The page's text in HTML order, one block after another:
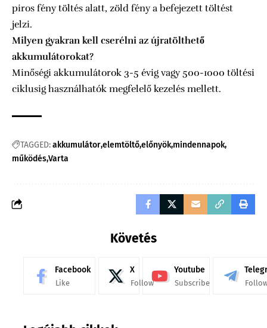
piros fény töltés alatt, zöld fény a befejezett töltést
jelzi.
Milyen gyakran kell cserélni az újratölthető
akkumulátorokat?
Minőségi akkumulátorok 3-5 évig vagy 500-1000 töltési
ciklusig használhatók megfelelő kezelés mellett.
TAGGED:akkumulátorelemtöltőelőnyök mindennapok
működésVarta
Követés
Facebook
Like
X
Follow
Youtube
Subscribe